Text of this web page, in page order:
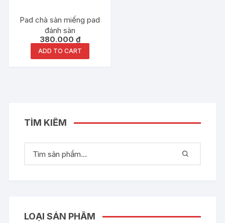
Pad chà sàn miếng pad
đánh sàn
380.000 ₫
ADD TO CART
TÌM KIẾM
LOẠI SẢN PHẨM